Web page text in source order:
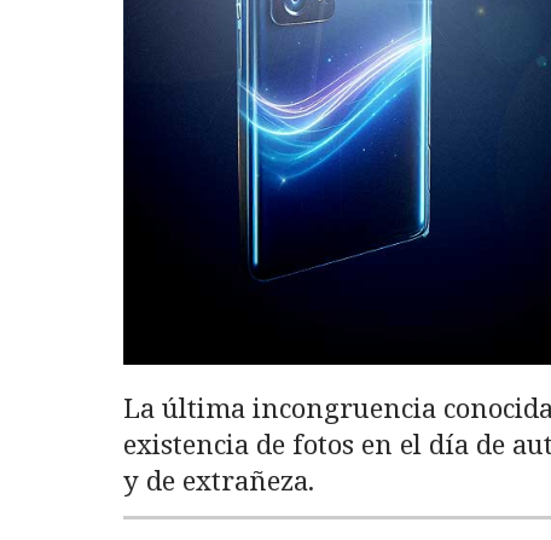
La última incongruencia
existencia de fotos en el día de
y de extrañeza.